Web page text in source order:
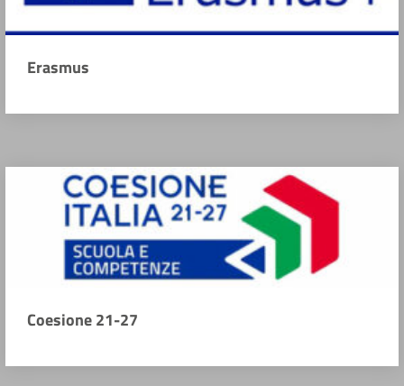
Erasmus
Coesione 21-27